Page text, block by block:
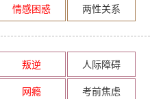
情感困惑 两性关系
叛逆
人际障碍
网瘾 考前焦虑